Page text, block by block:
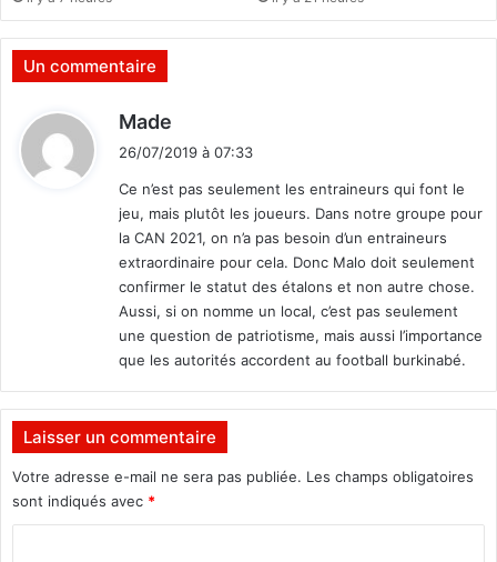
d
o
:
è
e
p
l
a
Un commentaire
Made
:
26/07/2019 à 07:33
Ce n’est pas seulement les entraineurs qui font le
jeu, mais plutôt les joueurs. Dans notre groupe pour
la CAN 2021, on n’a pas besoin d’un entraineurs
extraordinaire pour cela. Donc Malo doit seulement
confirmer le statut des étalons et non autre chose.
Aussi, si on nomme un local, c’est pas seulement
une question de patriotisme, mais aussi l’importance
que les autorités accordent au football burkinabé.
Laisser un commentaire
Votre adresse e-mail ne sera pas publiée. Les champs obligatoires
sont indiqués avec *